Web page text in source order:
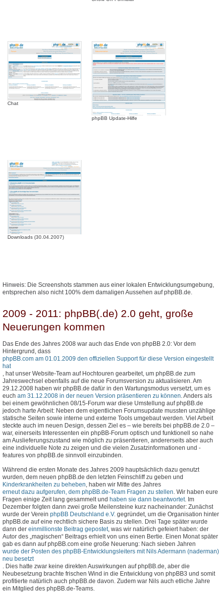
Chat
phpBB Update-Hilfe
Downloads (30.04.2007)
Hinweis: Die Screenshots stammen aus einer lokalen Entwicklungsumgebung,
entsprechen also nicht 100% dem damaligen Aussehen auf phpBB.de.
2009 - 2011: phpBB(.de) 2.0 geht, große
Neuerungen kommen
Das Ende des Jahres 2008 war auch das Ende von phpBB 2.0: Vor dem
Hintergrund, dass
phpBB.com am 01.01.2009 den offiziellen Support für diese Version eingestellt
hat
, hat unser Website-Team auf Hochtouren gearbeitet, um phpBB.de zum
Jahreswechsel ebenfalls auf die neue Forumsversion zu aktualisieren. Am
29.12.2008 haben wir phpBB.de dafür in den Wartungsmodus versetzt, um es
euch am 31.12.2008 in der neuen Version präsentieren zu können. Anders als
bei einem gewöhnlichen 08/15-Forum war diese Umstellung auf phpBB.de
jedoch harte Arbeit: Neben dem eigentlichen Forumsupdate mussten unzählige
statische Seiten sowie interne und externe Tools umgebaut werden. Viel Arbeit
steckte auch im neuen Design, dessen Ziel es – wie bereits bei phpBB.de 2.0 –
war, einerseits Interessenten ein phpBB-Forum optisch und funktionell so nahe
am Auslieferungszustand wie möglich zu präsentieren, andererseits aber auch
eine individuelle Note zu zeigen und die vielen Zusatzinformationen und -
features von phpBB.de sinnvoll einzubinden.
Während die ersten Monate des Jahres 2009 hauptsächlich dazu genutzt
wurden, dem neuen phpBB.de den letzten Feinschliff zu geben und
Kinderkrankheiten zu beheben, haben wir Mitte des Jahres
erneut dazu aufgerufen, dem phpBB.de-Team Fragen zu stellen. Wir haben eure
Fragen einige Zeit lang gesammelt und haben sie dann beantwortet. Im
Dezember folgten dann zwei große Meilensteine kurz nacheinander: Zunächst
wurde der Verein phpBB Deutschland e.V. gegründet, um die Organisation hinter
phpBB.de auf eine rechtlich sichere Basis zu stellen. Drei Tage später wurde
dann der einmillionste Beitrag gepostet, was wir natürlich gefeiert haben: der
Autor des „magischen“ Beitrags erhielt von uns einen Bertie. Einen Monat später
gab es dann auf phpBB.com eine große Neuerung: Nach sieben Jahren
wurde der Posten des phpBB-Entwicklungsleiters mit Nils Adermann (naderman)
neu besetzt
. Dies hatte zwar keine direkten Auswirkungen auf phpBB.de, aber die
Neubesetzung brachte frischen Wind in die Entwicklung von phpBB3 und somit
profitierte natürlich auch phpBB.de davon. Zudem war Nils auch etliche Jahre
ein Mitglied des phpBB.de-Teams.